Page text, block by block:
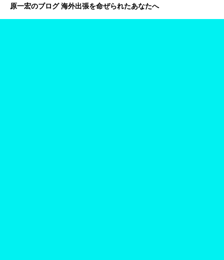
原一宏のブログ 海外出張を命ぜられたあなたへ